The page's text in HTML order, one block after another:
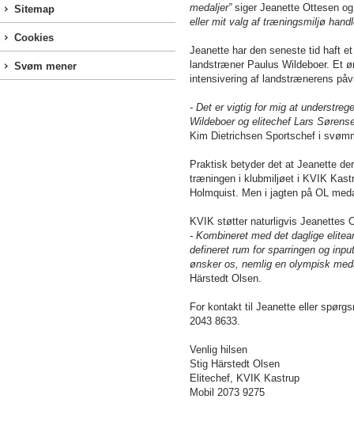
Sitemap
Cookies
Svøm mener
medaljer” siger Jeanette Ottesen
eller mit valg af træningsmiljø
Jeanette har den seneste tid haft
landstræner Paulus Wildeboer. Et
intensivering af landstrænerens
- Det er vigtig for mig at
Wildeboer og elitechef Lars
Kim Dietrichsen Sportschef i
Praktisk betyder det at Jeanette
træningen i klubmiljøet i KVIK
Holmquist. Men i jagten på OL
KVIK støtter naturligvis Jeanettes
- Kombineret med det daglige
defineret rum for sparringen og
ønsker os, nemlig en olympisk
Härstedt Olsen.
For kontakt til Jeanette eller
2043 8633.
Venlig hilsen
Stig Härstedt Olsen
Elitechef, KVIK Kastrup
Mobil 2073 9275